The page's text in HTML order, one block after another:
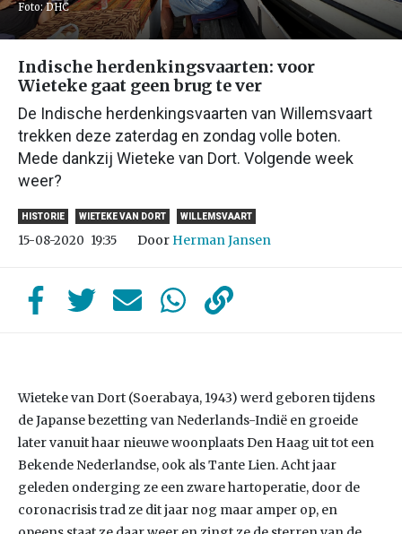
Foto: DHC
Indische herdenkingsvaarten: voor
Wieteke gaat geen brug te ver
De Indische herdenkingsvaarten van Willemsvaart
trekken deze zaterdag en zondag volle boten.
Mede dankzij Wieteke van Dort. Volgende week
weer?
HISTORIE WIETEKE VAN DORT WILLEMSVAART
15-08-2020 19:35 Door Herman Jansen
Wieteke van Dort (Soerabaya, 1943) werd geboren tijdens
de Japanse bezetting van Nederlands-Indië en groeide
later vanuit haar nieuwe woonplaats Den Haag uit tot een
Bekende Nederlandse, ook als Tante Lien. Acht jaar
geleden onderging ze een zware hartoperatie, door de
coronacrisis trad ze dit jaar nog maar amper op, en